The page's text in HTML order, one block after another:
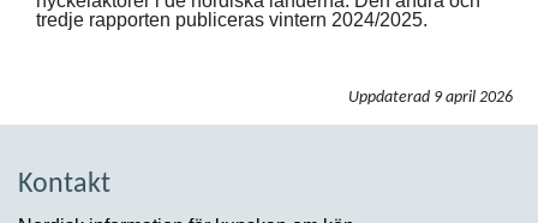
tredje rapporten publiceras vintern 2024/2025.
Uppdaterad 9 april 2026
Kontakt